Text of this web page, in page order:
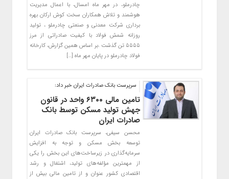
چادرملو، در مهر ماه امسال، با اعمال مدیریت
هوشمند و تلاش همکاران سخت کوش ارکان بهره
برداری شرکت معدنی و صنعتی چادرملو ، تولید
روزانه شمش فولاد با کیفیت صادراتی از مرز
۵۵۵۵ تن گذشت .بر اساس همین گزارش، کارخانه
فولاد چادرملو در پایان مهر ماه […]
سرپرست بانک صادرات ایران خبر داد:
تامین مالی ۶۳۰۰ واحد در قانون
جهش تولید مسکن توسط بانک
صادرات ایران
​​محسن سیفی، سرپرست بانک صادرات ایران
توسعه بخش مسکن و توجه به افزایش
سرمایه‌گذاری در زیرساخت‌های این بخش را یکی
از مهمترین مؤلفه‌های تولید، اشتغال و رشد
اقتصادی کشور عنوان و از تامین مالی بیش از